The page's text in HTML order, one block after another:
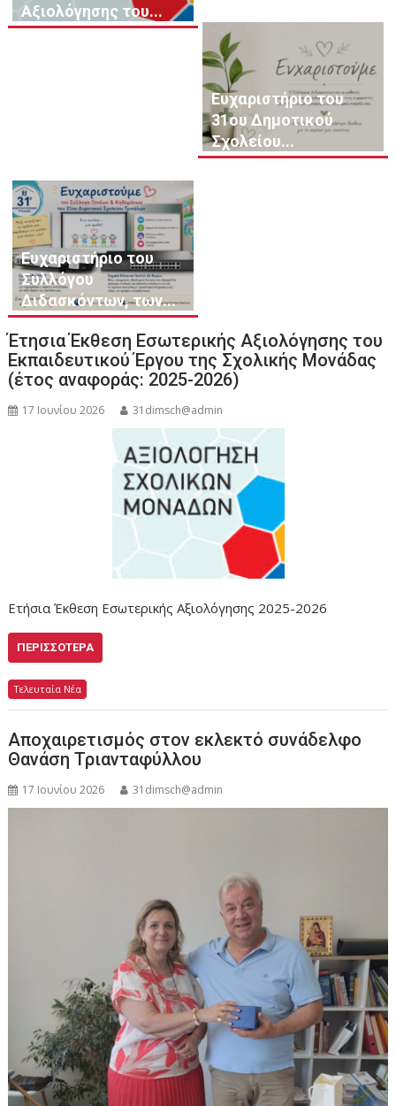
Αξιολόγησης του...
Ευχαριστήριο του
31ου Δημοτικού
Σχολείου...
Ευχαριστήριο του
Συλλόγου
Διδασκόντων, των...
Έτησια Έκθεση Εσωτερικής Αξιολόγησης του
Εκπαιδευτικού Έργου της Σχολικής Μονάδας
(έτος αναφοράς: 2025-2026)
17 Ιουνίου 2026 31dimsch@admin
Ετήσια Έκθεση Εσωτερικής Αξιολόγησης 2025-2026
ΠΕΡΙΣΣΌΤΕΡΑ
Τελευταία Νέα
Αποχαιρετισμός στον εκλεκτό συνάδελφο
Θανάση Τριανταφύλλου
17 Ιουνίου 2026 31dimsch@admin